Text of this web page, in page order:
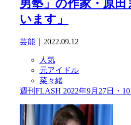
男塾」の作家・原
います」
芸能 ｜2022.09.12
人気
元アイドル
菜々緒
週刊FLASH 2022年9月27日・